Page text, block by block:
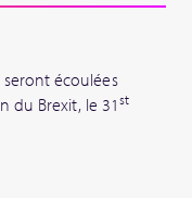
écoulées
du Brexit, le 31st